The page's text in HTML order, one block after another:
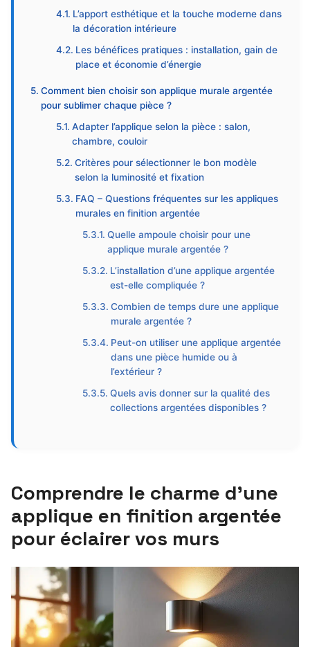
L’apport esthétique et la touche moderne dans
la décoration intérieure
Les bénéfices pratiques : installation, gain de
place et économie d’énergie
Comment bien choisir son applique murale argentée
pour sublimer chaque pièce ?
Adapter l’applique selon la pièce : salon,
chambre, couloir
Critères pour sélectionner le bon modèle
selon la luminosité et fixation
FAQ – Questions fréquentes sur les appliques
murales en finition argentée
Quelle ampoule choisir pour une
applique murale argentée ?
L’installation d’une applique argentée
est-elle compliquée ?
Combien de temps dure une applique
murale argentée ?
Peut-on utiliser une applique argentée
dans une pièce humide ou à
l’extérieur ?
Quels avis donner sur la qualité des
collections argentées disponibles ?
Comprendre le charme d’une
applique en finition argentée
pour éclairer vos murs